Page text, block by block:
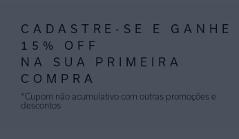
CADASTRE-SE E GANHE
15% OFF
NA SUA PRIMEIRA
COMPRA
*Cupom não acumulativo com outras promoções e
descontos